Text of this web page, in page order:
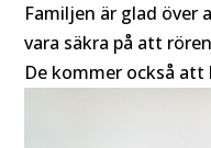
Familjen är glad över
vara säkra på att
De kommer också